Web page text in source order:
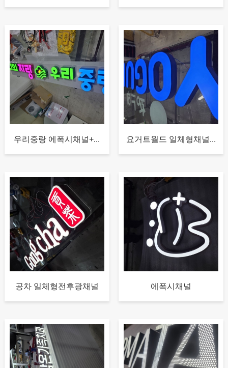
우리중랑 에폭시채널+... 요거트월드 일체형채널...
공차 일체형전후광채널 에폭시채널